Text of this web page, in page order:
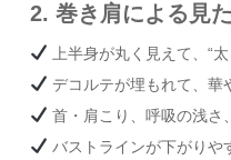
2. 巻き肩による見
上半身が丸く見えて、“
デコルテが埋もれて、華
首・肩こり、呼吸の浅さ
バストラインが下がりや